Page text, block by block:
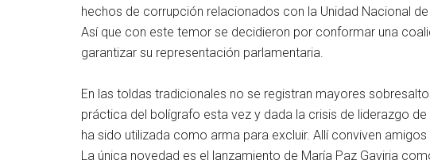
hechos de corrupción relacionados con la Unidad Nacional
Así que con este temor se decidieron por conformar una
garantizar su representación parlamentaria.
En las toldas tradicionales no se registran mayores
práctica del bolígrafo esta vez y dada la crisis de liderazgo
ha sido utilizada como arma para excluir. Allí conviven
La única novedad es el lanzamiento de María Paz Gaviria